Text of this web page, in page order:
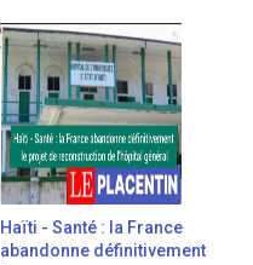
Haïti - Santé : la France
abandonne définitivement